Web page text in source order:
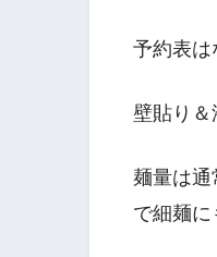
予約表は
壁貼り＆
麺量は
で細麺に